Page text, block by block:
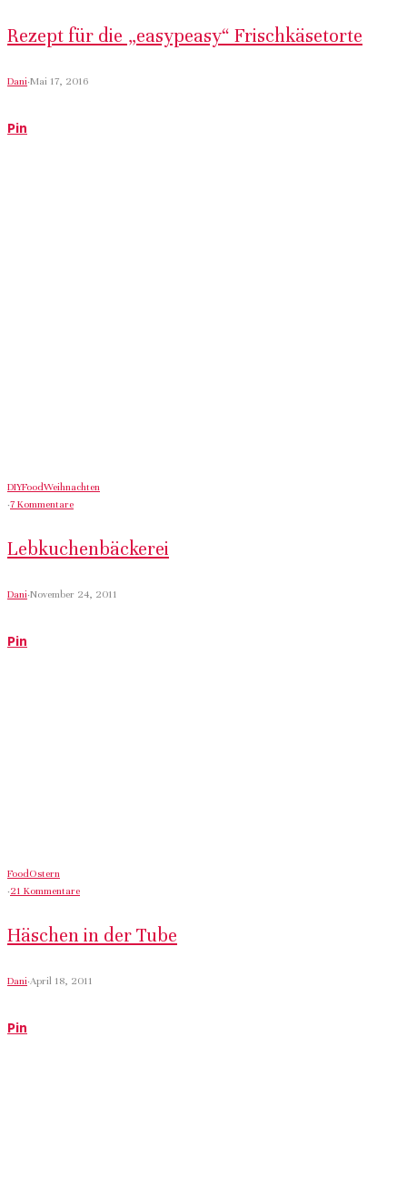
Rezept für die „easypeasy“ Frischkäsetorte
Dani·Mai 17, 2016
Pin
DIYFoodWeihnachten
·7 Kommentare
Lebkuchenbäckerei
Dani·November 24, 2011
Pin
FoodOstern
·21 Kommentare
Häschen in der Tube
Dani·April 18, 2011
Pin